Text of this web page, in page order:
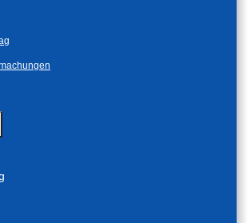
Informationen: Einrichtungen